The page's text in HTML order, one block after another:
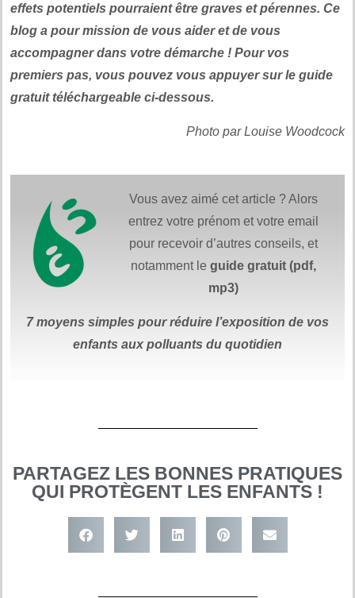
effets potentiels pourraient être graves et pérennes. Ce
blog a pour mission de vous aider et de vous
accompagner dans votre démarche ! Pour vos
premiers pas, vous pouvez vous appuyer sur le guide
gratuit téléchargeable ci-dessous.
Photo par Louise Woodcock
Vous avez aimé cet article ? Alors
entrez votre prénom et votre email
pour recevoir d’autres conseils, et
notamment le guide gratuit (pdf,
mp3)
7 moyens simples pour réduire l’exposition de vos
enfants aux polluants du quotidien
PARTAGEZ LES BONNES PRATIQUES
QUI PROTÈGENT LES ENFANTS !